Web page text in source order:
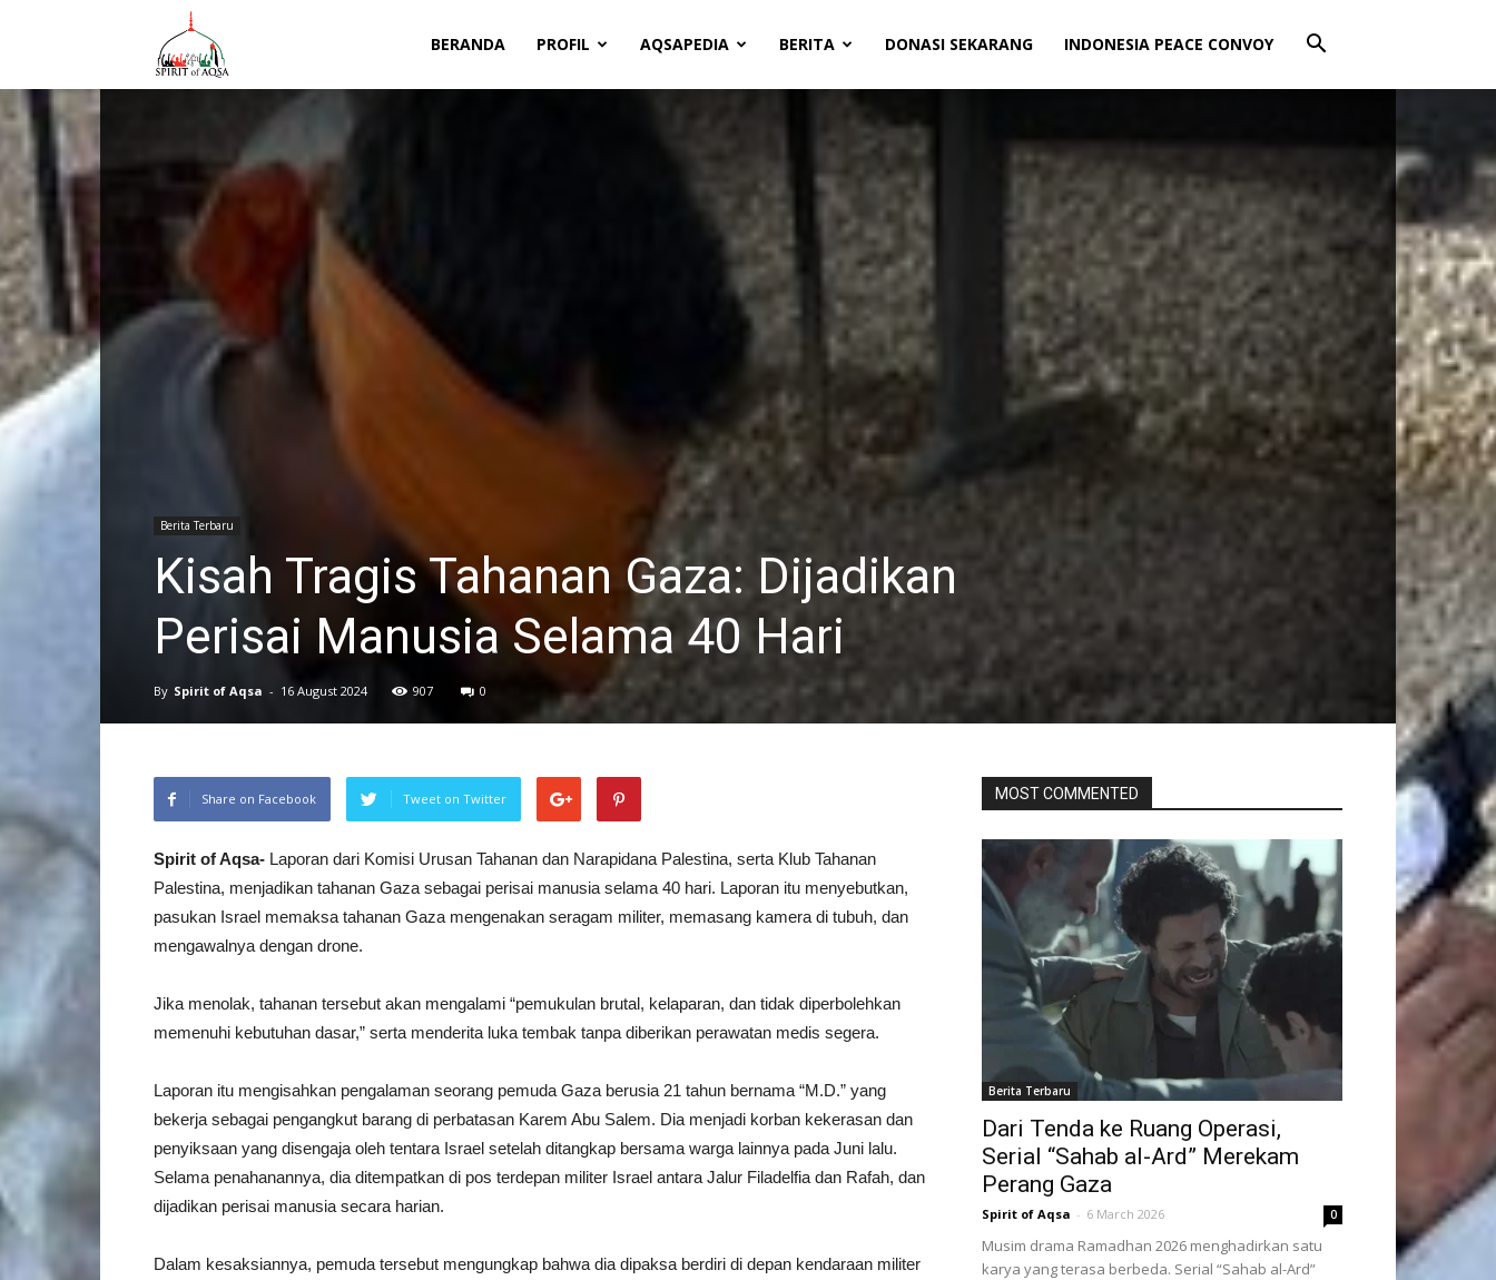
BERANDA PROFIL AQSAPEDIA BERITA DONASI SEKARANG INDONESIA PEACE CONVOY
Berita Terbaru
Kisah Tragis Tahanan Gaza: Dijadikan
Perisai Manusia Selama 40 Hari
By Spirit of Aqsa - 16 August 2024 907 0
Share on Facebook Tweet on Twitter
Spirit of Aqsa- Laporan dari Komisi Urusan Tahanan dan Narapidana Palestina, serta Klub Tahanan
Palestina, menjadikan tahanan Gaza sebagai perisai manusia selama 40 hari. Laporan itu menyebutkan,
pasukan Israel memaksa tahanan Gaza mengenakan seragam militer, memasang kamera di tubuh, dan
mengawalnya dengan drone.
Jika menolak, tahanan tersebut akan mengalami “pemukulan brutal, kelaparan, dan tidak diperbolehkan
memenuhi kebutuhan dasar,” serta menderita luka tembak tanpa diberikan perawatan medis segera.
Laporan itu mengisahkan pengalaman seorang pemuda Gaza berusia 21 tahun bernama “M.D.” yang
bekerja sebagai pengangkut barang di perbatasan Karem Abu Salem. Dia menjadi korban kekerasan dan
penyiksaan yang disengaja oleh tentara Israel setelah ditangkap bersama warga lainnya pada Juni lalu.
Selama penahanannya, dia ditempatkan di pos terdepan militer Israel antara Jalur Filadelfia dan Rafah, dan
dijadikan perisai manusia secara harian.
Dalam kesaksiannya, pemuda tersebut mengungkap bahwa dia dipaksa berdiri di depan kendaraan militer
MOST COMMENTED
Berita Terbaru
Dari Tenda ke Ruang Operasi,
Serial “Sahab al-Ard” Merekam
Perang Gaza
Spirit of Aqsa - 6 March 2026 0
Musim drama Ramadhan 2026 menghadirkan satu
karya yang terasa berbeda. Serial “Sahab al-Ard”